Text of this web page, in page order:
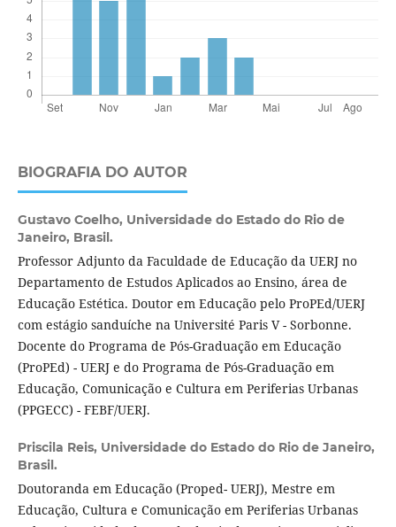
BIOGRAFIA DO AUTOR
Gustavo Coelho, Universidade do Estado do Rio de
Janeiro, Brasil.
Professor Adjunto da Faculdade de Educação da UERJ no
Departamento de Estudos Aplicados ao Ensino, área de
Educação Estética. Doutor em Educação pelo ProPEd/UERJ
com estágio sanduíche na Université Paris V - Sorbonne.
Docente do Programa de Pós-Graduação em Educação
(ProPEd) - UERJ e do Programa de Pós-Graduação em
Educação, Comunicação e Cultura em Periferias Urbanas
(PPGECC) - FEBF/UERJ.
Priscila Reis, Universidade do Estado do Rio de Janeiro,
Brasil.
Doutoranda em Educação (Proped- UERJ), Mestre em
Educação, Cultura e Comunicação em Periferias Urbanas